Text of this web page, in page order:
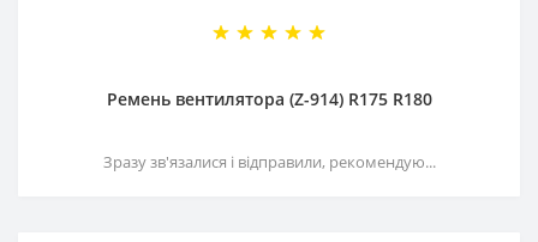
Ремень вентилятора (Z-914) R175 R180
Зразу зв'язалися і відправили, рекомендую...